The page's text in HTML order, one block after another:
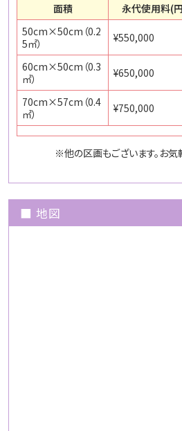
面積 永代使用料(
50cm×50cm（0.2
5㎡）
¥550,000
60cm×50cm（0.3
㎡）
¥650,000
70cm×57cm（0.4
㎡）
¥750,000
※他の区画もございます。お気
■ 地図